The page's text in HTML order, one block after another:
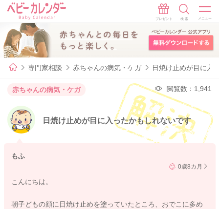
専門家相談 赤ちゃんの病気・ケガ 日焼け止めが目に入
赤ちゃんの病気・ケガ 閲覧数：1,941
日焼け止めが目に入ったかもしれないです
もふ
0歳8カ月
こんにちは。
朝子どもの顔に日焼け止めを塗っていたところ、おでこに多め